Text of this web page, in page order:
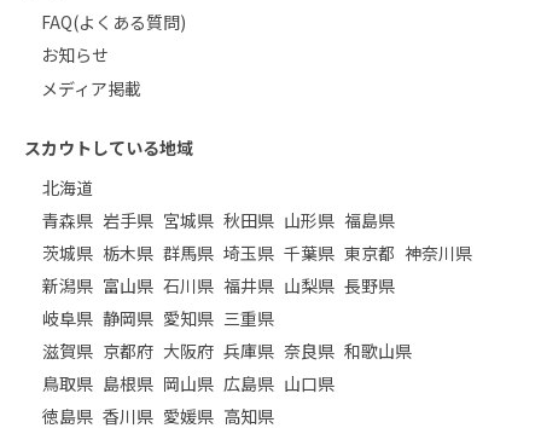
FAQ(よくある質問)
お知らせ
メディア掲載
スカウトしている地域
北海道
青森県 岩手県 宮城県 秋田県 山形県 福島県
茨城県 栃木県 群馬県 埼玉県 千葉県 東京都 神奈川県
新潟県 富山県 石川県 福井県 山梨県 長野県
岐阜県 静岡県 愛知県 三重県
滋賀県 京都府 大阪府 兵庫県 奈良県 和歌山県
鳥取県 島根県 岡山県 広島県 山口県
徳島県 香川県 愛媛県 高知県